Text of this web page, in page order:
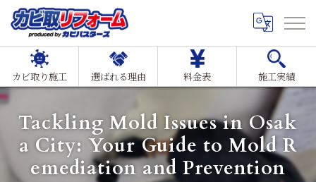
カビ取り施工 選ばれる理由 料金表 施工実績
Tackling Mold Issues in Osak
a City: Your Guide to Mold R
emediation and Prevention